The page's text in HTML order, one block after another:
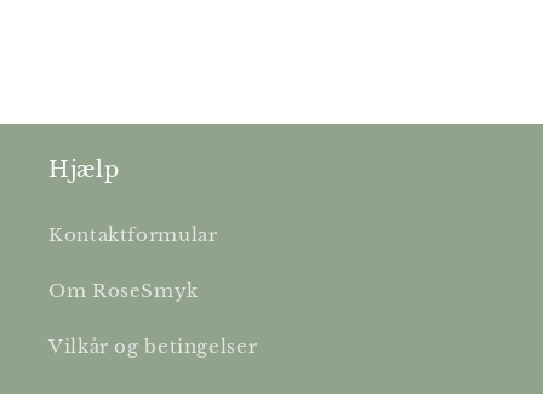
Hjælp
Kontaktformular
Om RoseSmyk
Vilkår og betingelser